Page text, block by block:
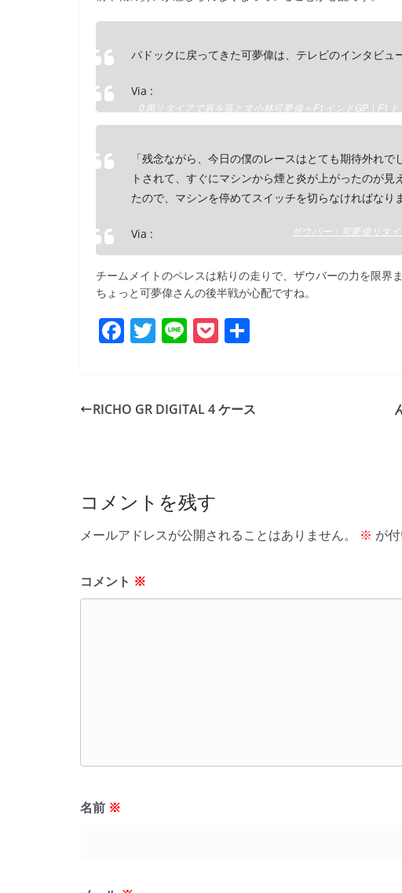
パドックに戻ってきた可夢偉は、テレビのインタビュ
Via :
0周リタイアで肩を落とす小林可夢偉＝F1インドGP | F1
「残念ながら、今日の僕のレースはとても期待外れ
トされて、すぐにマシンから煙と炎が上がったのが
たので、マシンを停めてスイッチを切らなければなり
Via : ザウバー：可夢偉リタ
チームメイトのペレスは粘りの走りで、ザウバーの力を限界
ちょっと可夢偉さんの後半戦が心配ですね。
F
e
k
T
er
Li P
et
RICHO GR DIGITAL 4 ケース
コメントを残す
メールアドレスが公開されることはありません。 ※ が
コメント ※
名前 ※